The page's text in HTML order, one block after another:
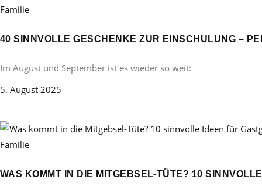
Familie
40 SINNVOLLE GESCHENKE ZUR EINSCHULUNG –
Im August und September ist es wieder so weit:
5. August 2025
Familie
WAS KOMMT IN DIE MITGEBSEL-TÜTE? 10